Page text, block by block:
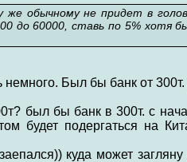
обычному не придет в
до 60000, ставь по 5% хотя
немного. Был бы банк от 300т.
был бы банк в 300т. с
будет подергаться на
куда может загляну